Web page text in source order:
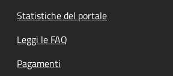
Statistiche del portale
Leggi le FAQ
Pagamenti